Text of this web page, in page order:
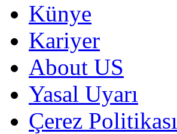
Künye
Kariyer
About US
Yasal Uyarı
Çerez Politikası